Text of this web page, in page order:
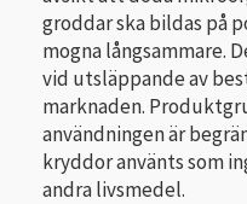
groddar ska bildas på
mogna långsammare.
vid utsläppande av
marknaden.
användningen är
kryddor använts som
andra livsmedel.